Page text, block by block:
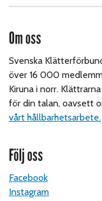
Om oss
Svenska
över 16 000
Kiruna i norr.
för din talan, oavsett
vårt hållbarhetsarbete.
Följ oss
Facebook
Instagram